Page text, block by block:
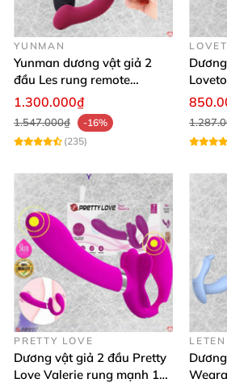
YUNMAN
Yunman dương vật giả 2
đầu Les rung remote
silicone mềm mại
1.300.000₫
1.547.000₫
-16%
(235)
Uốn
PRETTY LOVE
Dương vật giả 2 đầu Pretty
Love Valerie rung mạnh 12
LETEN